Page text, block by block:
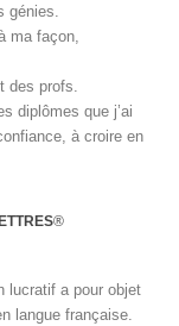
génies.
ma façon,
des profs.
diplômes que j’ai
à croire en
®
lucratif a pour objet
langue française.